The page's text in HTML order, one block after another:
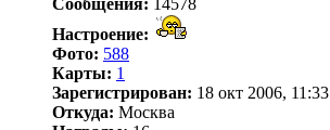
Настроение:
Фото: 588
Карты: 1
Зарегистрирован: 18 окт 2006, 11:33
Откуда: Москва